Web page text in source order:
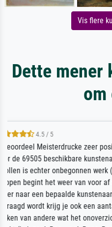
Vis flere
Dette mener
om
Die Zufriedenheit ist
getrübt, dass das Bild
angegebenen
Überraschung für die
Ehefrau sein zum
auch Geburtstag sein)
zugestellt wurde.